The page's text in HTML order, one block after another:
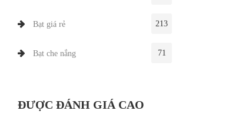
Bạt giá rẻ 213
Bạt che nắng 71
ĐƯỢC ĐÁNH GIÁ CAO